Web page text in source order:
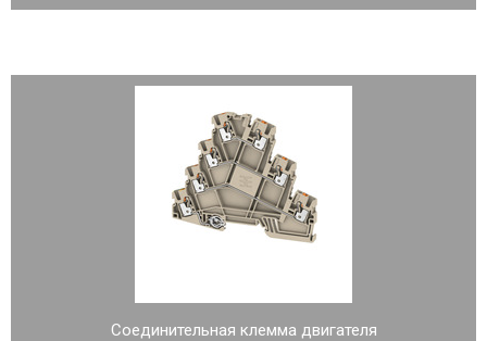
Соединительная клемма двигателя